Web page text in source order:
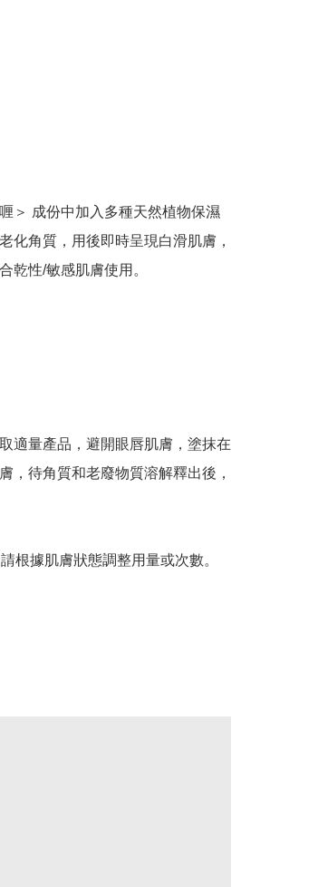
＞ 成份中加入多種天然植物保濕
化角質，用後即時呈現白滑肌膚，
乾性/敏感肌膚使用。
適量產品，避開眼唇肌膚，塗抹在
，待角質和老廢物質溶解釋出後，
根據肌膚狀態調整用量或次數。